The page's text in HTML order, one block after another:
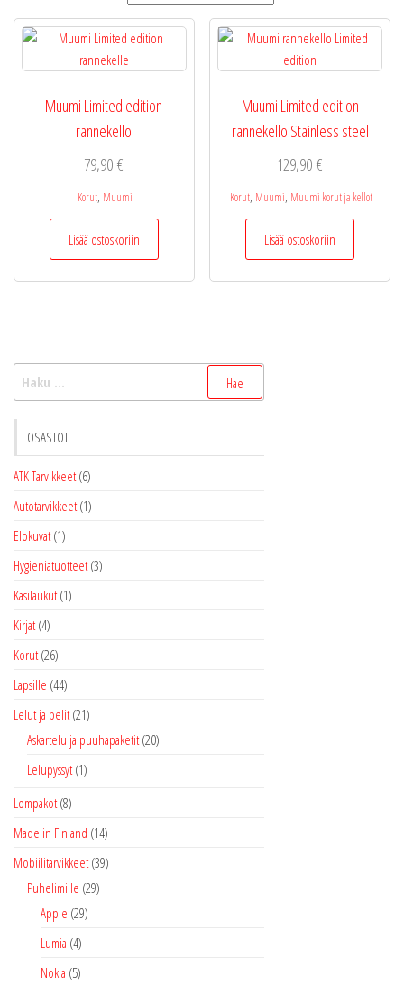
Muumi Limited edition
rannekello
79,90€
Korut, Muumi
Lisää ostoskoriin
Muumi Limited edition
rannekello Stainless steel
129,90€
Korut, Muumi, Muumi korut ja kellot
Lisää ostoskoriin
OSASTOT
ATK Tarvikkeet (6)
Autotarvikkeet (1)
Elokuvat (1)
Hygieniatuotteet (3)
Käsilaukut (1)
Kirjat (4)
Korut (26)
Lapsille (44)
Lelut ja pelit (21)
Askartelu ja puuhapaketit (20)
Lelupyssyt (1)
Lompakot (8)
Made in Finland (14)
Mobiilitarvikkeet (39)
Puhelimille (29)
Apple (29)
Lumia (4)
Nokia (5)